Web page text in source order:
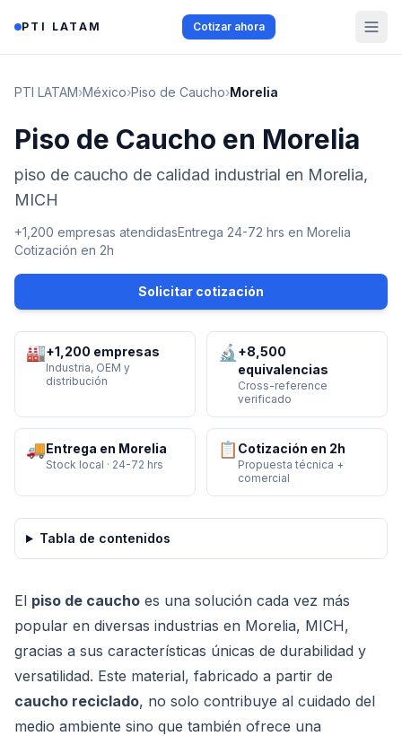
PTI LATAM Cotizar ahora
PTI LATAM›México›Piso de Caucho›Morelia
Piso de Caucho en Morelia
piso de caucho de calidad industrial en Morelia,
MICH
+1,200 empresas atendidasEntrega 24-72 hrs en Morelia
Cotización en 2h
Solicitar cotización
🏭+1,200 empresas
Industria, OEM y
distribución
🔬 +8,500
equivalencias
Cross-reference
verificado
🚚Entrega en Morelia
Stock local · 24-72 hrs
📋 Cotización en 2h
Propuesta técnica +
comercial
Tabla de contenidos
El piso de caucho es una solución cada vez más
popular en diversas industrias en Morelia, MICH,
gracias a sus características únicas de durabilidad y
versatilidad. Este material, fabricado a partir de
caucho reciclado, no solo contribuye al cuidado del
medio ambiente sino que también ofrece una